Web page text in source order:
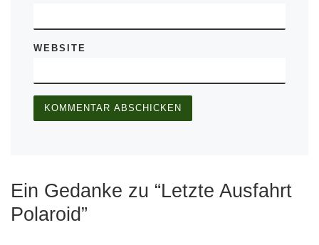
WEBSITE
Ein Gedanke zu “Letzte Ausfahrt
Polaroid”